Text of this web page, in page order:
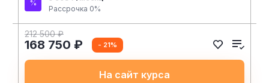
Рассрочка 0%
212 500 ₽
168 750 ₽ - 21%
На сайт курса